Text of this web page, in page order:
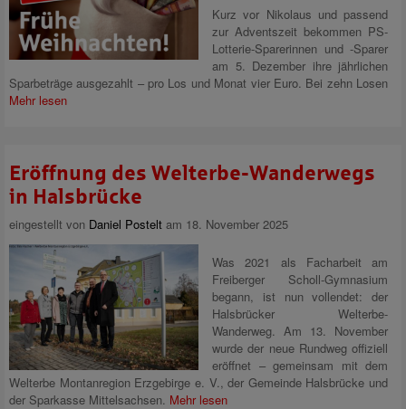
Kurz vor Nikolaus und passend
zur Adventszeit bekommen PS-
Lotterie-Sparerinnen und -Sparer
am 5. Dezember ihre jährlichen
Sparbeträge ausgezahlt – pro Los und Monat vier Euro. Bei zehn Losen
Mehr lesen
Eröffnung des Welterbe-Wanderwegs
in Halsbrücke
eingestellt von Daniel Postelt am 18. November 2025
Was 2021 als Facharbeit am
Freiberger Scholl-Gymnasium
begann, ist nun vollendet: der
Halsbrücker Welterbe-
Wanderweg. Am 13. November
wurde der neue Rundweg offiziell
eröffnet – gemeinsam mit dem
Welterbe Montanregion Erzgebirge e. V., der Gemeinde Halsbrücke und
der Sparkasse Mittelsachsen. Mehr lesen